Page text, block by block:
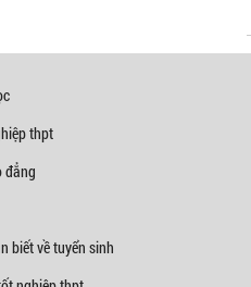
thpt
đẳng
biết về tuyển sinh